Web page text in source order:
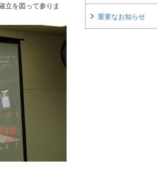
立を図って参りま
重要なお知らせ